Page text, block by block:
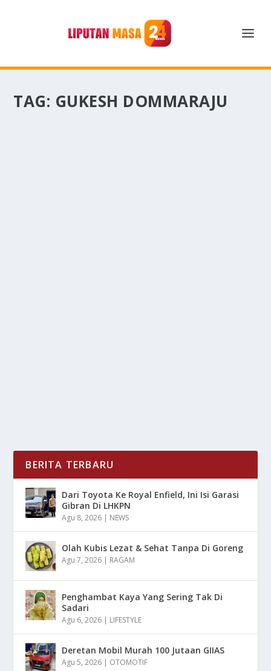
TAG: GUKESH DOMMARAJU
BERITA TERBARU
Dari Toyota Ke Royal Enfield, Ini Isi Garasi
Gibran Di LHKPN
Agu 8, 2026 | NEWS
Olah Kubis Lezat & Sehat Tanpa Di Goreng
Agu 7, 2026 | RAGAM
Penghambat Kaya Yang Sering Tak Di
Sadari
Agu 6, 2026 | LIFESTYLE
Deretan Mobil Murah 100 Jutaan GIIAS
Agu 5, 2026 | OTOMOTIF